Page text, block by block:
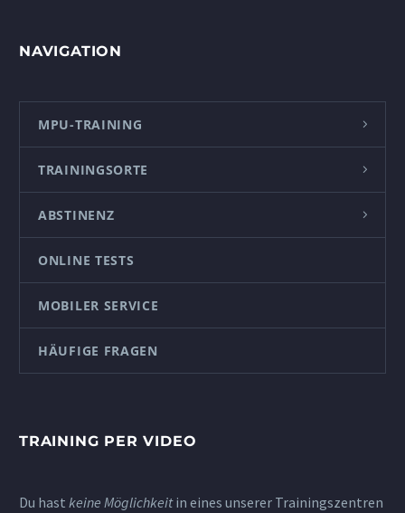
NAVIGATION
MPU-TRAINING
TRAININGSORTE
ABSTINENZ
ONLINE TESTS
MOBILER SERVICE
HÄUFIGE FRAGEN
TRAINING PER VIDEO
Du hast keine Möglichkeitin eines unserer Trainingszentren